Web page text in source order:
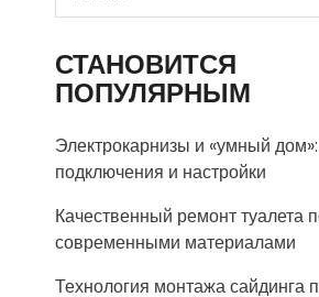
СТАНОВИТСЯ
ПОПУЛЯРНЫМ
Электрокарнизы и «умный
подключения и настройки
Качественный ремонт туалета
современными материалами
Технология монтажа сайдинга